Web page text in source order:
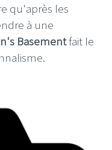
qu'après les
à une
Basementfait le